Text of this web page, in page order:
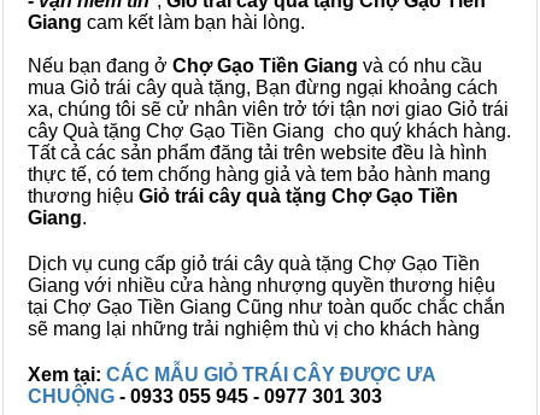
Giang cam kết làm bạn hài lòng.
Nếu bạn đang ở Chợ Gạo Tiền Giang và có nhu cầu
mua Giỏ trái cây quà tặng, Bạn đừng ngại khoảng cách
xa, chúng tôi sẽ cử nhân viên trở tới tận nơi giao Giỏ trái
cây Quà tặng Chợ Gạo Tiền Giang cho quý khách hàng.
Tất cả các sản phẩm đăng tải trên website đều là hình
thực tế, có tem chống hàng giả và tem bảo hành mang
thương hiệu Giỏ trái cây quà tặng Chợ Gạo Tiền
Giang.
Dịch vụ cung cấp giỏ trái cây quà tặng Chợ Gạo Tiền
Giang với nhiều cửa hàng nhượng quyền thương hiệu
tại Chợ Gạo Tiền Giang Cũng như toàn quốc chắc chắn
sẽ mang lại những trải nghiệm thù vị cho khách hàng
Xem tại: CÁC MẪU GIỎ TRÁI CÂY ĐƯỢC ƯA
CHUỘNG - 0933 055 945 - 0977 301 303